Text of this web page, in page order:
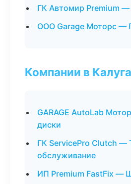
ГК Автомир Premium —
ООО Garage Моторс —
Компании в Калуга
GARAGE AutoLab
диски
ГК ServicePro Clutch —
обслуживание
ИП Premium FastFix —